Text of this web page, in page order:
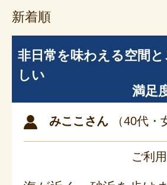
新着順
非日常を味わえる空間
しい
満足
みここさん （40代・
ご利